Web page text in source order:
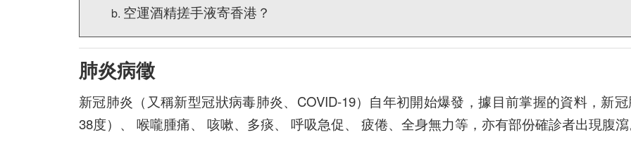
空運酒精搓手液寄香港？
肺炎病徵
新冠肺炎（又稱新型冠狀病毒肺炎、COVID-19）自年初開始爆發，據目前掌握的資料，新
38度）、 喉嚨腫痛、 咳嗽、多痰、 呼吸急促、 疲倦、全身無力等，亦有部份確診者出現腹